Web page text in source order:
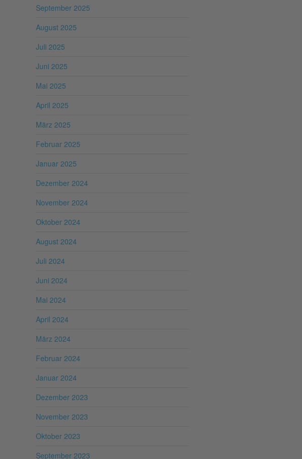
September 2025
August 2025
Juli 2025
Juni 2025
Mai 2025
April 2025
März 2025
Februar 2025
Januar 2025
Dezember 2024
November 2024
Oktober 2024
August 2024
Juli 2024
Juni 2024
Mai 2024
April 2024
März 2024
Februar 2024
Januar 2024
Dezember 2023
November 2023
Oktober 2023
September 2023